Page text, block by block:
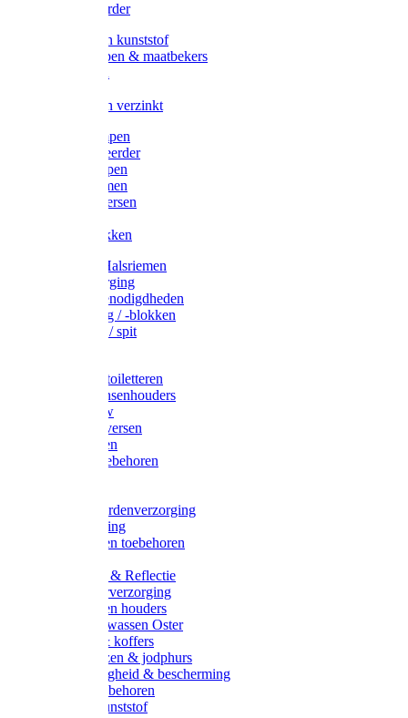
Uieronthaarder
Voerbakken kunststof
Voerscheppen & maatbekers
Voerbakken verzinkt
Warmtelampen
Staartcoupeerder
Biggenkappen
Neuskrammen
Varken diversen
Varkensbakken
Halsters / Halsriemen
Hoefverzorging
Lammer benodigdheden
Ramdektuig / -blokken
Vastzetpen / spit
Poetsen & toiletteren
Zadel-/Trensenhouders
Halstertouw
Halsters diversen
Hoofdstellen
Zadel & toebehoren
Rapide paardenverzorging
Ruiter kleding
Hoofdstellen toebehoren
Verlichting & Reflectie
Rapide leerverzorging
Likstenen en houders
Poetsen & wassen Oster
Poetssets & koffers
Ruiter laarzen & jodphurs
Ruiter veiligheid & bescherming
Ruiter - toebehoren
Voerbak kunststof